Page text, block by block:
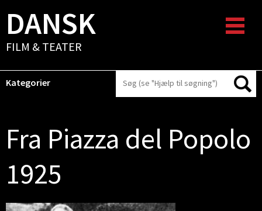
DANSK
FILM & TEATER
Kategorier
Fra Piazza del Popolo
1925